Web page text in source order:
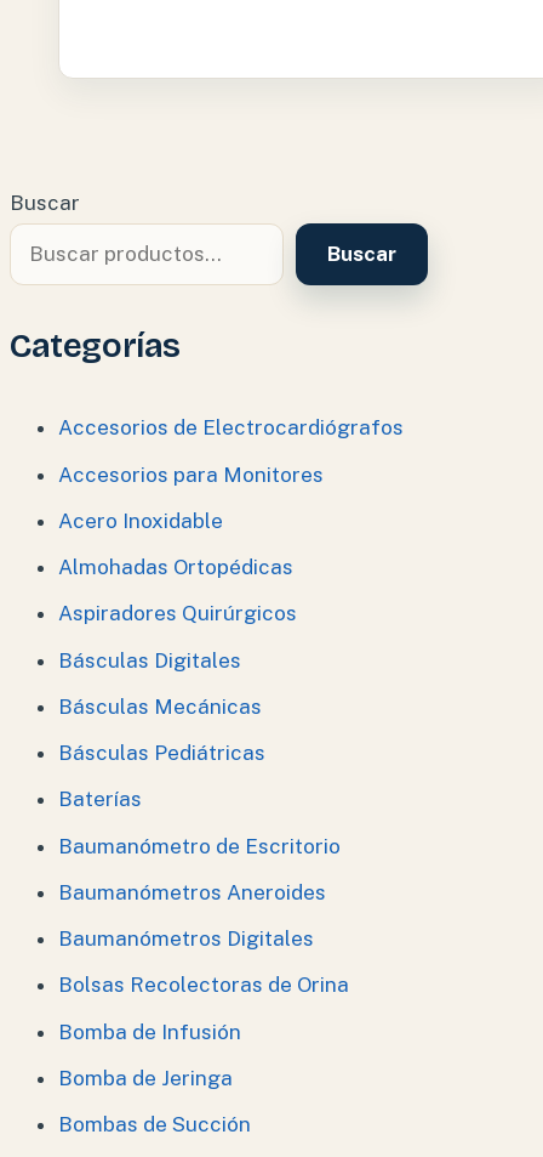
Buscar
Buscar
Categorías
Accesorios de Electrocardiógrafos
Accesorios para Monitores
Acero Inoxidable
Almohadas Ortopédicas
Aspiradores Quirúrgicos
Básculas Digitales
Básculas Mecánicas
Básculas Pediátricas
Baterías
Baumanómetro de Escritorio
Baumanómetros Aneroides
Baumanómetros Digitales
Bolsas Recolectoras de Orina
Bomba de Infusión
Bomba de Jeringa
Bombas de Succión